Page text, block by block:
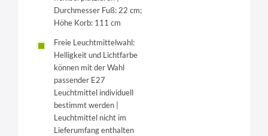
Durchmesser Fuß: 22 cm;
Höhe Korb: 111 cm
Freie Leuchtmittelwahl:
Helligkeit und Lichtfarbe
können mit der Wahl
passender E27
Leuchtmittel individuell
bestimmt werden |
Leuchtmittel nicht im
Lieferumfang enthalten